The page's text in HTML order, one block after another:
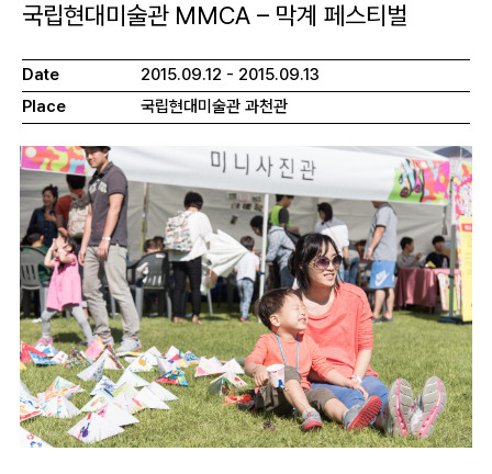
국립현대미술관 MMCA – 막계 페스티벌
Date
2015.09.12 - 2015.09.13
Place
국립현대미술관 과천관